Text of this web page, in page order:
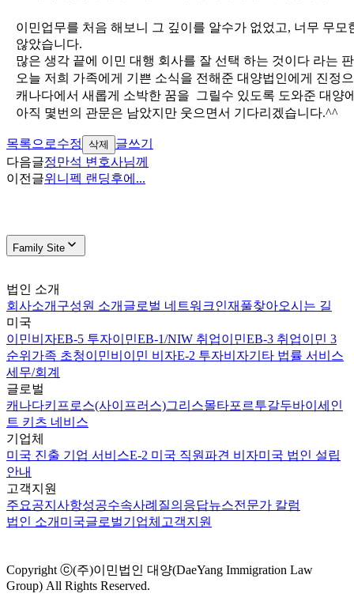
이민업무를 처음 해보니 그 깊이를 알수가 없었고, 너무 무모
않았습니다.
많은 생각 끝에 이민 대행 회사를 잘 선택 하는 것이다 라는
오늘 저희 가족에게 기쁜 소식을 전해준 대양법인에게 진정
캐나다에서 새롭게 소박한 꿈을
그릴수 있도록 도와준 대양
아직 몇번의 관문은 남았지만 웃으면서 기다리겠습니다.^^
목록으로수정 삭제
글쓰기
다음글정만석 변호사님께
이전글위니펙 랜딩후에...
Family Site
법인 소개
회사소개 구성원 소개 글로벌 네트워크인재풀찾아오시는 길
미국
이민비자EB-5 투자이민EB-1/NIW 취업이민EB-3 취업이민 3
순위 가족 초청이민비이민 비자E-2 투자비자기타 법률 서비스
세무/회계
글로벌
캐나다키프로스(사이프러스)그리스몰타포르투갈두바이 세인
트 키츠 네비스
기업체
미국 진출 기업 서비스E-2 미국 직원파견 비자미국 법인 설립
안내
고객지원
주요공지사항성공수속사례 질의응답뉴스전문가 칼럼
법인 소개 미국글로벌기업체 고객지원
Copyright ⓒ(주)이민법인 대양(DaeYang Immigration Law
Group) All Rights Reserved.